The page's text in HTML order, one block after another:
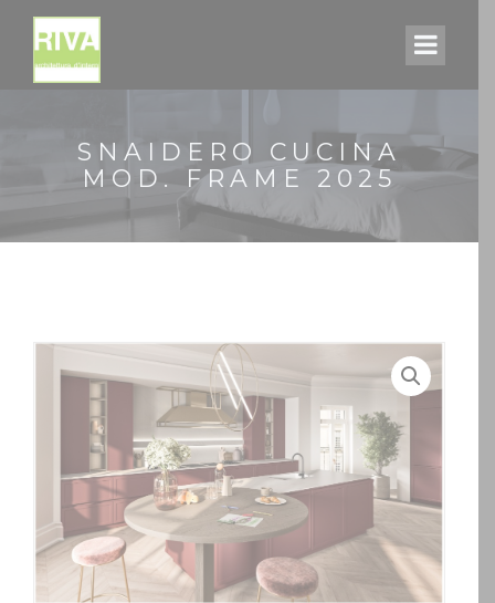
SNAIDERO CUCINA
MOD. FRAME 2025